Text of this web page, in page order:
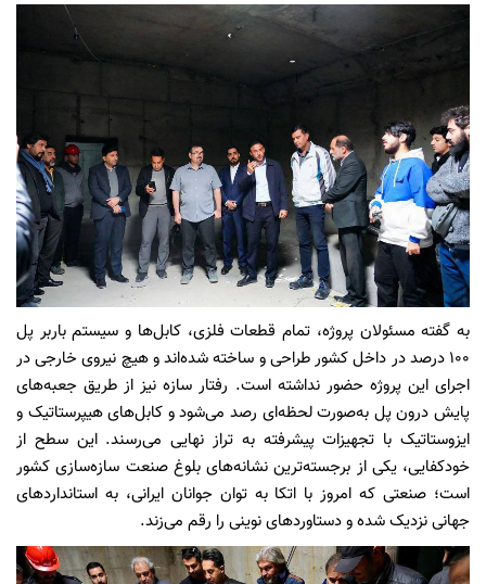
به گفته مسئولان پروژه، تمام قطعات فلزی، کابل‌ها و سیستم باربر پل
۱۰۰ درصد در داخل کشور طراحی و ساخته شده‌اند و هیچ نیروی خارجی در
اجرای این پروژه حضور نداشته است. رفتار سازه نیز از طریق جعبه‌های
پایش درون پل به‌صورت لحظه‌ای رصد می‌شود و کابل‌های هیپرستاتیک و
ایزوستاتیک با تجهیزات پیشرفته به تراز نهایی می‌رسند. این سطح از
خودکفایی، یکی از برجسته‌ترین نشانه‌های بلوغ صنعت سازه‌سازی کشور
است؛ صنعتی که امروز با اتکا به توان جوانان ایرانی، به استانداردهای
جهانی نزدیک شده و دستاوردهای نوینی را رقم می‌زند.